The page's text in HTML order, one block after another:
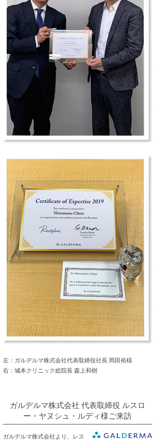
左：ガルデルマ株式会社代表取締役社長 岡田裕様
右：城本クリニック総院長 森上和樹
ガルデルマ株式会社 代表取締役 ルスロ
ー・ヤヌシュ・ルディ様ご来訪
ガルデルマ株式会社より、レス